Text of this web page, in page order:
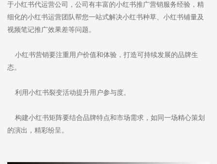
于小红书代运营公司，公司有丰富的小红书推广营销服务经验，精
细化的小红书运营团队帮您一站式解决小红书种草、小红书铺量及
视频笔记推广效果差等问题。
小红书营销要注重用户价值和体验，打造可持续发展的品牌生
态。
利用小红书裂变活动提升用户参与度。
构建小红书矩阵要结合品牌特点和市场需求，如同一场精心策划
的演出，精彩纷呈。